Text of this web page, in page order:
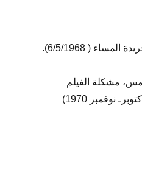
مشكلة الفيلم
نوفمبر 1970)